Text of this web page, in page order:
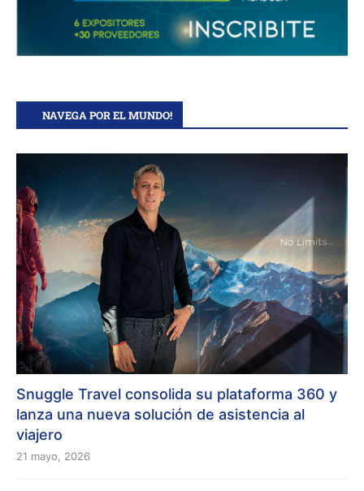
NAVEGA POR EL MUNDO!
Snuggle Travel consolida su plataforma 360 y
lanza una nueva solución de asistencia al
viajero
21 mayo, 2026